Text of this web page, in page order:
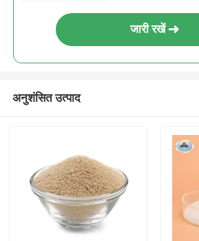
जारी रखें
अनुशंसित उत्पाद